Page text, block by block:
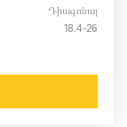
Դիագոնալ
18.4-26